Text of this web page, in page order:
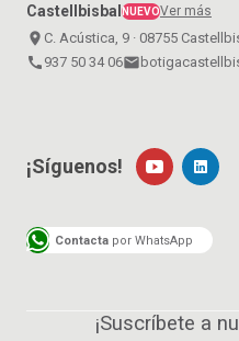
CastellbisbalNUEVOVer más
place C. Acústica, 9 · 08755
call 937 50 34 06email
¡Síguenos!
Contacta por WhatsApp
¡Suscríbete a